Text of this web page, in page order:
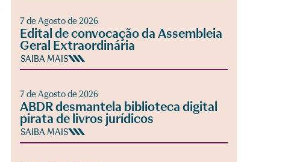
7 de Agosto de 2026
Edital de convocação da Assembleia
Geral Extraordinária
SAIBA MAIS
7 de Agosto de 2026
ABDR desmantela biblioteca digital
pirata de livros jurídicos
SAIBA MAIS